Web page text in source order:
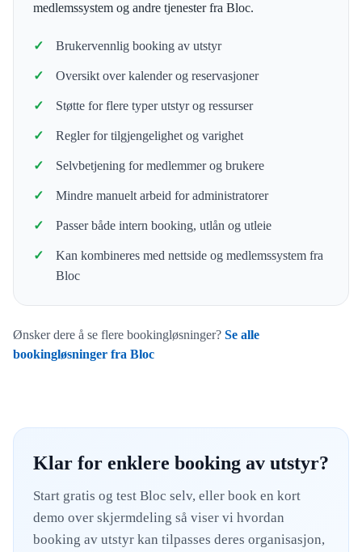
medlemssystem og andre tjenester fra Bloc.
Brukervennlig booking av utstyr
Oversikt over kalender og reservasjoner
Støtte for flere typer utstyr og ressurser
Regler for tilgjengelighet og varighet
Selvbetjening for medlemmer og brukere
Mindre manuelt arbeid for administratorer
Passer både intern booking, utlån og utleie
Kan kombineres med nettside og medlemssystem fra
Bloc
Ønsker dere å se flere bookingløsninger? Se alle
bookingløsninger fra Bloc
Klar for enklere booking av utstyr?
Start gratis og test Bloc selv, eller book en kort
demo over skjermdeling så viser vi hvordan
booking av utstyr kan tilpasses deres organisasjon,